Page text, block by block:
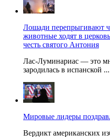
Лошади перепрыгивают
животные ходят в
честь святого Антония
Лас-Луминариас — это
зародилась в испанской ...
Мировые лидеры
Вердикт американских